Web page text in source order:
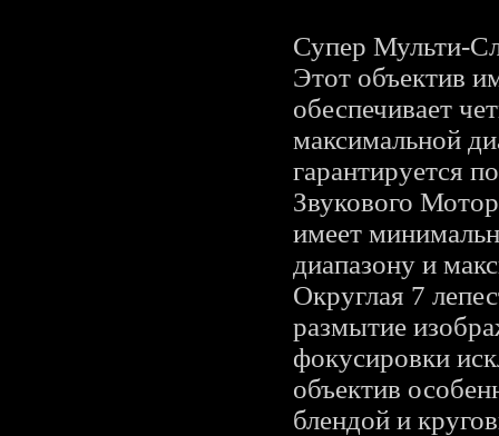
Супер Мульти-
Этот объектив
обеспечивает
максимальной
гарантируется
Звукового
имеет
диапазону и
Округлая 7
размытие
фокусировки
объектив
блендой и